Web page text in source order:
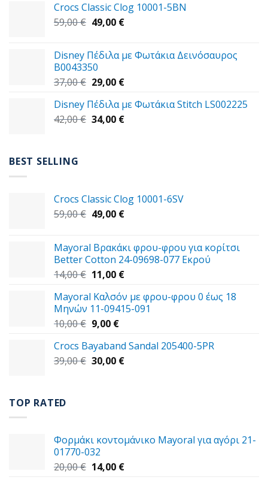
45,00 €.είναι:
39,00 €.
Crocs Classic Clog 10001-5BN
59,00€ Original
59,00 €.
49,00 €Η
είναι:
Disney Πέδιλα με Φωτάκια Δεινόσαυρος
B0043350
37,00€ Original
was:
37,00 €.
29,00 €Η
τιμή
είναι:
Disney Πέδιλα με Φωτάκια Stitch LS002225
42,00€ Original
34,00 €Η
BEST SELLING
Crocs Classic Clog 10001-6SV
59,00€ Original
59,00 €.
49,00 €Η
είναι:
49,00 €.
Mayoral Βρακάκι φρου-φρου για κορίτσι
Better Cotton 24-09698-077 Εκρού
14,00€ Original
was:
14,00 €.
11,00 €Η
τιμή
είναι:
Mayoral Καλσόν με φρου-φρου 0 έως 18
Μηνών 11-09415-091
10,00€ Original
was:
10,00 €.
9,00 €Η
τιμή
είναι:
Crocs Bayaband Sandal 205400-5PR
39,00€ Original
30,00 €Η
TOP RATED
Φορμάκι κοντομάνικο Mayoral για αγόρι 21-
01770-032
20,00€ Original
14,00 €Η